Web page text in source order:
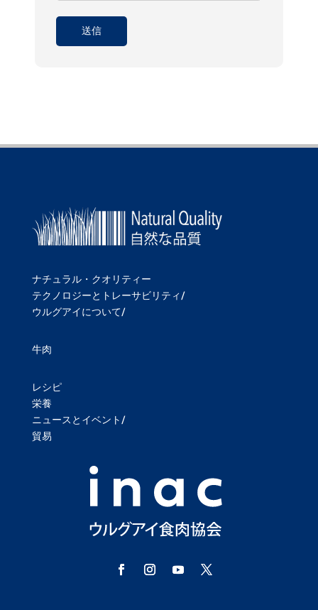
ナチュラル・クオリティー
テクノロジーとトレーサビリティ/
ウルグアイについて/
牛肉
レシピ
栄養
ニュースとイベント/
貿易